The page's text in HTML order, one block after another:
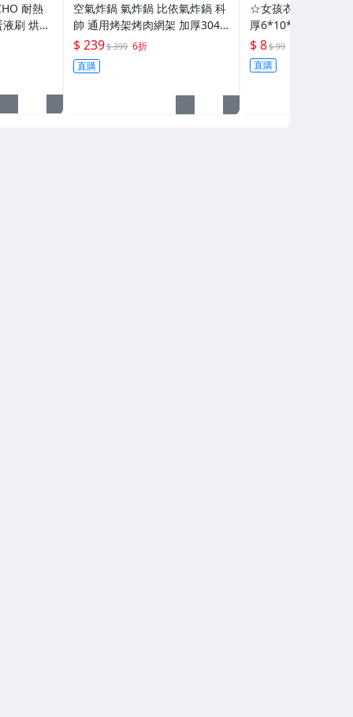
耐熱
刷 烘培
空氣炸鍋 氣炸鍋 比依氣炸鍋 科
帥 通用烤架烤肉網架 加厚304
不鏽鋼架 (NO.25)
$ 239$ 399 6折
直購
☆女孩衣著☆去汙清
厚6*10*2cm 奈米科
劑 沾水即用 去污魔
潔小幫手 氣炸鍋專
品夏 獨立包裝
$ 8$ 99
直購